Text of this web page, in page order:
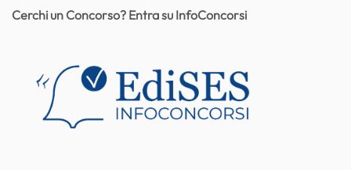
Cerchi un Concorso? Entra su InfoConcorsi